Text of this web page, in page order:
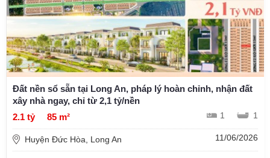
Đất nền sổ sẵn tại Long An, pháp lý hoàn chỉnh, nhận đất
xây nhà ngay, chỉ từ 2,1 tỷ/nền
2.1 tỷ
85 m² 1 1
Huyện Đức Hòa, Long An 11/06/2026